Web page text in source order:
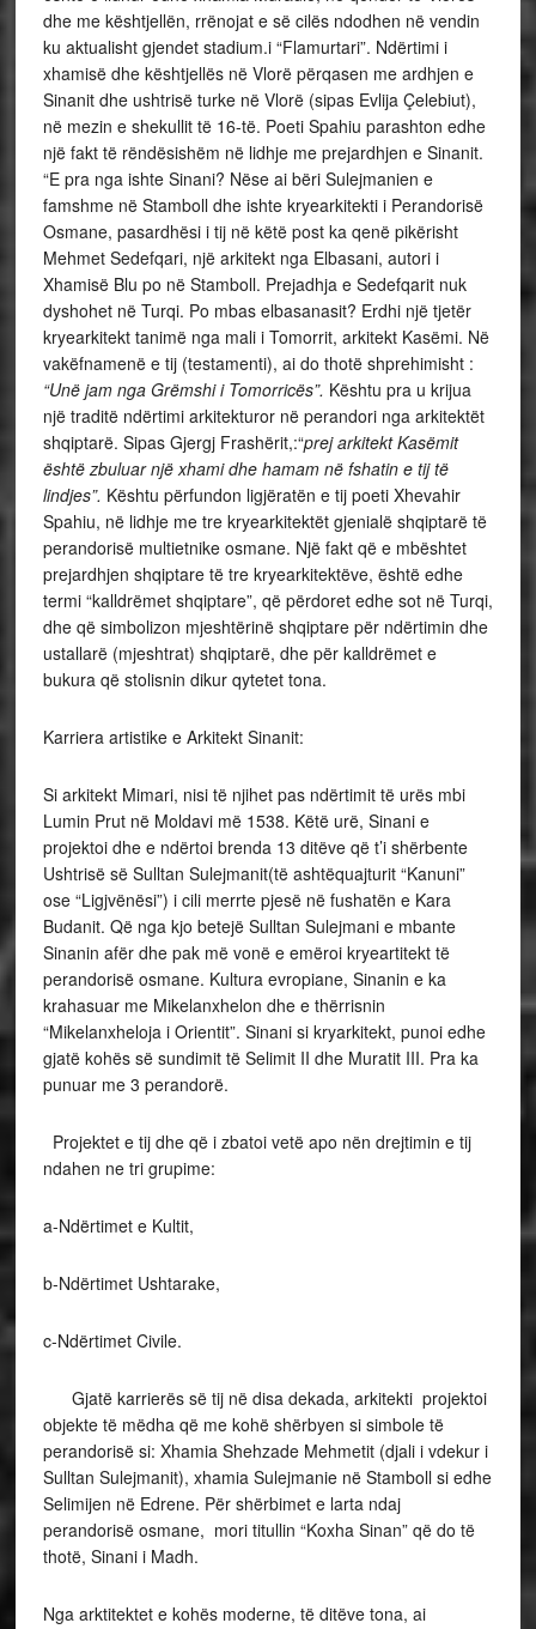
dhe me kështjellën, rrënojat e së cilës ndodhen në vendin
ku aktualisht gjendet stadium.i “Flamurtari”. Ndërtimi i
xhamisë dhe kështjellës në Vlorë përqasen me ardhjen e
Sinanit dhe ushtrisë turke në Vlorë (sipas Evlija Çelebiut),
në mezin e shekullit të 16-të. Poeti Spahiu parashton edhe
një fakt të rëndësishëm në lidhje me prejardhjen e Sinanit.
“E pra nga ishte Sinani? Nëse ai bëri Sulejmanien e
famshme në Stamboll dhe ishte kryearkitekti i Perandorisë
Osmane, pasardhësi i tij në këtë post ka qenë pikërisht
Mehmet Sedefqari, një arkitekt nga Elbasani, autori i
Xhamisë Blu po në Stamboll. Prejadhja e Sedefqarit nuk
dyshohet në Turqi. Po mbas elbasanasit? Erdhi një tjetër
kryearkitekt tanimë nga mali i Tomorrit, arkitekt Kasëmi. Në
vakëfnamenë e tij (testamenti), ai do thotë shprehimisht :
“Unë jam nga Grëmshi i Tomorricës”. Kështu pra u krijua
një traditë ndërtimi arkitekturor në perandori nga arkitektët
shqiptarë. Sipas Gjergj Frashërit,:“prej arkitekt Kasëmit
është zbuluar një xhami dhe hamam në fshatin e tij të
lindjes”. Kështu përfundon ligjëratën e tij poeti Xhevahir
Spahiu, në lidhje me tre kryearkitektët gjenialë shqiptarë të
perandorisë multietnike osmane. Një fakt që e mbështet
prejardhjen shqiptare të tre kryearkitektëve, është edhe
termi “kalldrëmet shqiptare”, që përdoret edhe sot në Turqi,
dhe që simbolizon mjeshtërinë shqiptare për ndërtimin dhe
ustallarë (mjeshtrat) shqiptarë, dhe për kalldrëmet e
bukura që stolisnin dikur qytetet tona.
Karriera artistike e Arkitekt Sinanit:
Si arkitekt Mimari, nisi të njihet pas ndërtimit të urës mbi
Lumin Prut në Moldavi më 1538. Këtë urë, Sinani e
projektoi dhe e ndërtoi brenda 13 ditëve që t’i shërbente
Ushtrisë së Sulltan Sulejmanit(të ashtëquajturit “Kanuni”
ose “Ligjvënësi”) i cili merrte pjesë në fushatën e Kara
Budanit. Që nga kjo betejë Sulltan Sulejmani e mbante
Sinanin afër dhe pak më vonë e emëroi kryeartitekt të
perandorisë osmane. Kultura evropiane, Sinanin e ka
krahasuar me Mikelanxhelon dhe e thërrisnin
“Mikelanxheloja i Orientit”. Sinani si kryarkitekt, punoi edhe
gjatë kohës së sundimit të Selimit II dhe Muratit III. Pra ka
punuar me 3 perandorë.
Projektet e tij dhe që i zbatoi vetë apo nën drejtimin e tij
ndahen ne tri grupime:
a-Ndërtimet e Kultit,
b-Ndërtimet Ushtarake,
c-Ndërtimet Civile.
Gjatë karrierës së tij në disa dekada, arkitekti projektoi
objekte të mëdha që me kohë shërbyen si simbole të
perandorisë si: Xhamia Shehzade Mehmetit (djali i vdekur i
Sulltan Sulejmanit), xhamia Sulejmanie në Stamboll si edhe
Selimijen në Edrene. Për shërbimet e larta ndaj
perandorisë osmane, mori titullin “Koxha Sinan” që do të
thotë, Sinani i Madh.
Nga arktitektet e kohës moderne, të ditëve tona, ai